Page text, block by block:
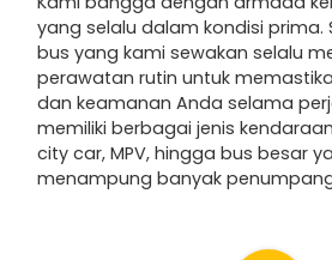
yang selalu dalam kondisi prima.
bus yang kami sewakan selalu
perawatan rutin untuk
dan keamanan Anda selama
memiliki berbagai jenis
city car, MPV, hingga bus besar
menampung banyak